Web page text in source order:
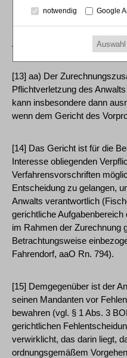
Fischer, aaO Rn. 1030;
Aufl. Rn. 794).
[13] aa) Der
Pflichtverletzung des
kann insbesondere dann
wenn dem Gericht des
[14] Das Gericht ist für die
Interesse obliegenden
Verfahrensvorschriften
Entscheidung zu gelangen,
Anwalts verantwortlich
gerichtliche
im Rahmen der Zurechnung
Betrachtungsweise
Fahrendorf, aaO Rn. 794).
[15] Demgegenüber ist der
seinen Mandanten vor
bewahren (vgl. § 1 Abs. 3
gerichtlichen
verwirklicht, das darin liegt,
ordnungsgemäßem
notwendig Google